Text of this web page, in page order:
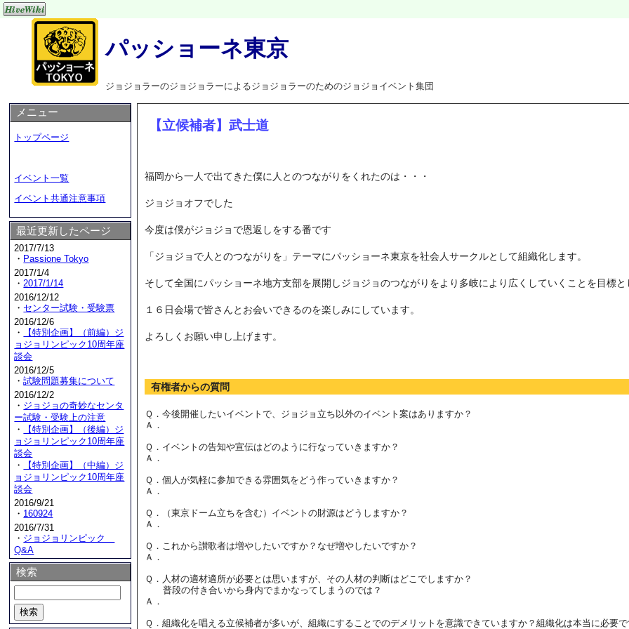
パッショーネ東京
ジョジョラーのジョジョラーによるジョジョラーのためのジョジョイベント集団
【立候補者】武士道
福岡から一人で出てきた僕に人とのつながりをくれたのは・・・
ジョジョオフでした
今度は僕がジョジョで恩返しをする番です
「ジョジョで人とのつながりを」 テーマにパッショーネ東京を社会人サークルとして組織化します。
そして全国にパッショーネ地方支部を展開しジョジョのつながりをより多岐により広くしていくことを目標と
１６日会場で皆さんとお会いできるのを楽しみにしています。
よろしくお願い申し上げます。
有権者からの質問
Ｑ．今後開催したいイベントで、ジョジョ立ち以外のイベント案はありますか？
Ａ．
Ｑ．イベントの告知や宣伝はどのように行なっていきますか？
Ａ．
Ｑ．個人が気軽に参加できる雰囲気をどう作っていきますか？
Ａ．
Ｑ．（東京ドーム立ちを含む）イベントの財源はどうしますか？
Ａ．
Ｑ．これから讃歌者は増やしたいですか？なぜ増やしたいですか？
Ａ．
Ｑ．人材の適材適所が必要とは思いますが、その人材の判断はどこでしますか？
普段の付き合いから身内でまかなってしまうのでは？
Ａ．
Ｑ．組織化を唱える立候補者が多いが、組織にすることでのデメリットを意識できていますか？組織化は本当に必要
メニュー
トップページ
イベント一覧
イベント共通注意事項
最近更新したページ
2017/7/13
・ Passione Tokyo
2017/1/4
・2017/1/14
2016/12/12
・ センター試験・受験票
2016/12/6
・
【特別企画】（前編）ジ
ョジョリンピック10周年座
談会
2016/12/5
・試験問題募集について
2016/12/2
・ ジョジョの奇妙なセンタ
ー試験・受験上の注意
・
【特別企画】（後編）ジ
ョジョリンピック10周年座
談会
・
【特別企画】（中編）ジ
ョジョリンピック10周年座
談会
2016/9/21
・ 160924
2016/7/31
・ ジョジョリンピック
Q&A
検索